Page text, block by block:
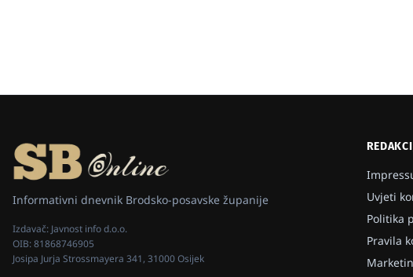
Informativni dnevnik Brodsko-posavske županije
Izdavač: Javnost info d.o.o.
OIB:81868746905
Josipa Jurja Strossmayera 341, 31000 Osijek
Uvjeti
Politika
Pravila